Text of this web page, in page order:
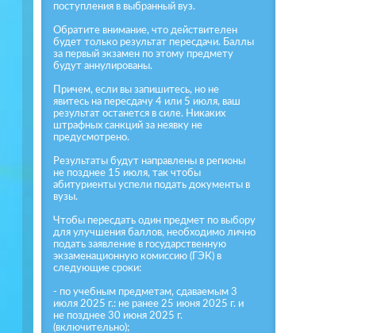
поступления в выбранный вуз.
Обратите внимание, что действителен
будет только результат пересдачи. Баллы
за первый экзамен по этому предмету
будут аннулированы.
Причем, если вы запишитесь, но не
явитесь на пересдачу 4 или 5 июля, ваш
результат останется в силе. Никаких
штрафных санкций за неявку не
предусмотрено.
Результаты будут направлены в регионы
не позднее 15 июля, так чтобы
абитуриенты успели подать документы в
вузы.
Чтобы пересдать один предмет по выбору
для улучшения баллов, необходимо лично
подать заявление в государственную
экзаменационную комиссию (ГЭК) в
следующие сроки:
- по учебным предметам, сдаваемым 3
июля 2025 г.: не ранее 25 июня 2025 г. и
не позднее 30 июня 2025 г.
(включительно);